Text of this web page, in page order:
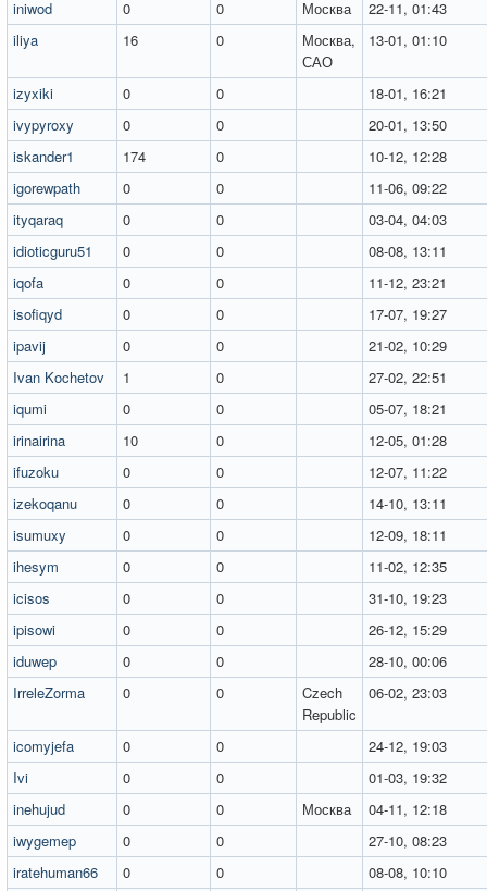
iniwod
0 0 Москва
22-11, 01:43
iliya
16 0
Москва,
САО
13-01, 01:10
izyxiki 0 0
18-01, 16:21
ivypyroxy
0 0
20-01, 13:50
iskander1
174 0
10-12, 12:28
igorewpath
0 0
11-06, 09:22
ityqaraq
0 0
03-04, 04:03
idioticguru51
0 0
08-08, 13:11
iqofa
0 0
11-12, 23:21
isofiqyd
0 0
17-07, 19:27
ipavij
0 0
21-02, 10:29
Ivan Kochetov
1 0
27-02, 22:51
iqumi
0 0
05-07, 18:21
irinairina
10 0
12-05, 01:28
ifuzoku
0 0
12-07, 11:22
izekoqanu
0 0
14-10, 13:11
isumuxy
0 0
12-09, 18:11
ihesym
0 0
11-02, 12:35
icisos
0 0
31-10, 19:23
ipisowi
0 0
26-12, 15:29
iduwep
0 0
28-10, 00:06
IrreleZorma
0 0
Czech
Republic
06-02, 23:03
icomyjefa 0 0
24-12, 19:03
Ivi
0 0
01-03, 19:32
inehujud
0 0 Москва
04-11, 12:18
iwygemep
0 0
27-10, 08:23
iratehuman66
0 0 08-08, 10:10